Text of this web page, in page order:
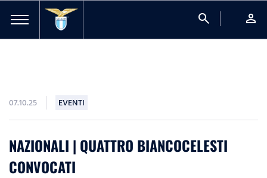
search person
07.10.25 EVENTI
NAZIONALI | QUATTRO BIANCOCELESTI
CONVOCATI